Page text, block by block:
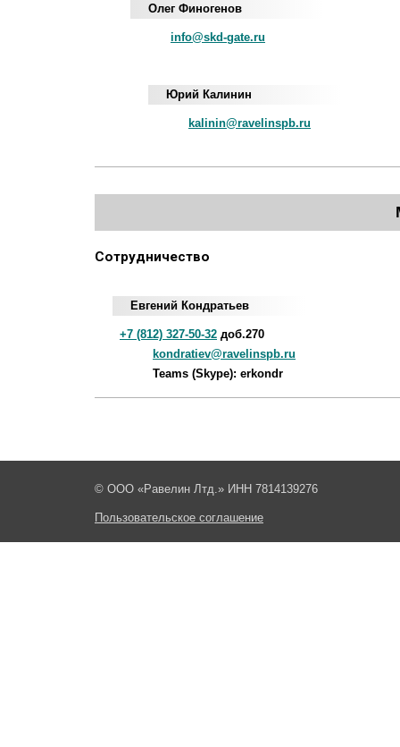
Олег Финогенов
info@skd-gate.ru
Юрий Калинин
kalinin@ravelinspb.ru
Сотрудничество
Евгений Кондратьев
+7 (812) 327-50-32 доб.270
kondratiev@ravelinspb.ru
Teams (Skype): erkondr
© ООО «Равелин Лтд.» ИНН 7814139276
Пользовательское соглашение